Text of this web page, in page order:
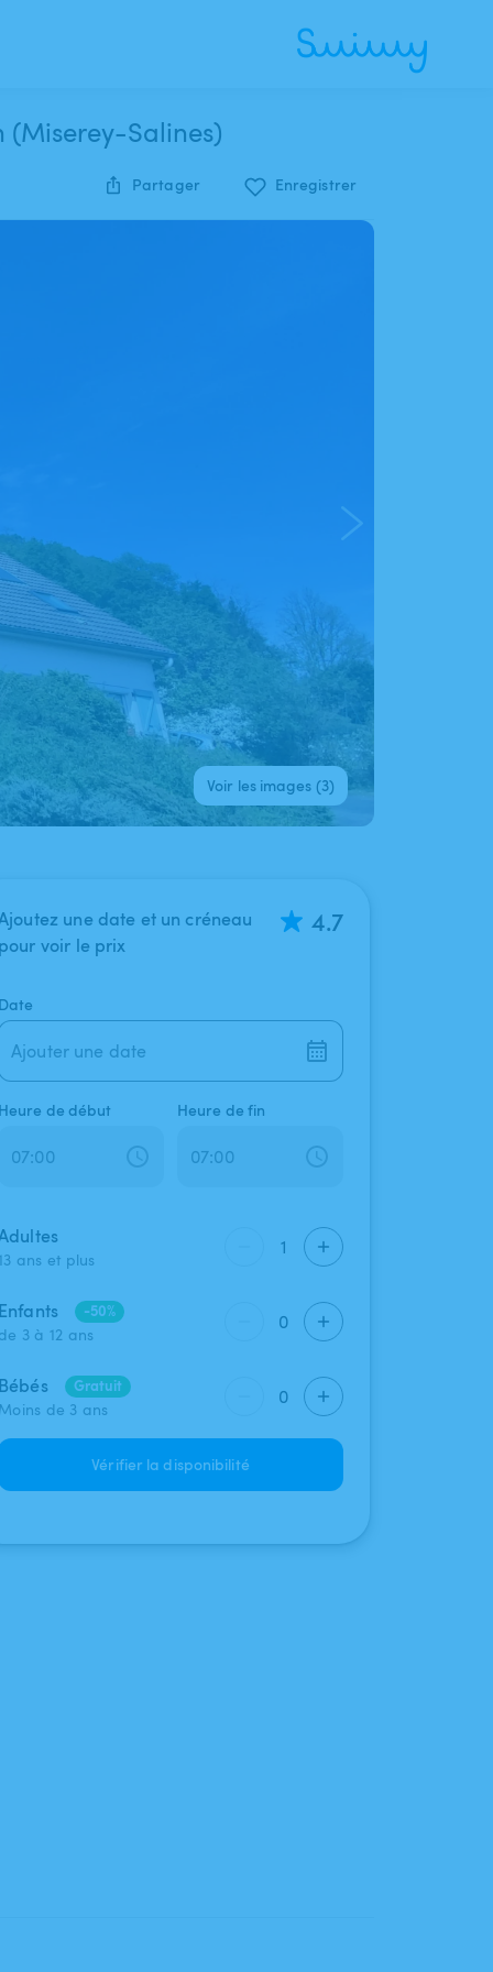
Belle piscine chauffée dans un écrin de verdure très proche de Besançon (Miserey-Salines)
Partager Enregistrer
Voir les images (3)
une date et un créneau
voir le prix
4.7
Ajouter une date
de début Heure de fin
ans et plus
1
-50%
3 à 12 ans
0
Gratuit
de 3 ans
0
Vérifier la disponibilité